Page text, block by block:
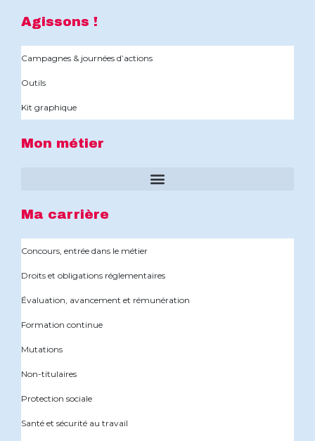
Agissons !
Campagnes & journées d’actions
Outils
Kit graphique
Mon métier
Ma carrière
Concours, entrée dans le métier
Droits et obligations réglementaires
Évaluation, avancement et rémunération
Formation continue
Mutations
Non-titulaires
Protection sociale
Santé et sécurité au travail